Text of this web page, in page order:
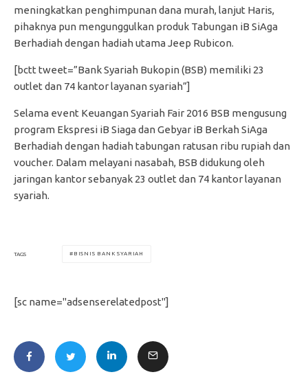
meningkatkan penghimpunan dana murah, lanjut Haris,
pihaknya pun mengunggulkan produk Tabungan iB SiAga
Berhadiah dengan hadiah utama Jeep Rubicon.
[bctt tweet=”Bank Syariah Bukopin (BSB) memiliki 23
outlet dan 74 kantor layanan syariah”]
Selama event Keuangan Syariah Fair 2016 BSB mengusung
program Ekspresi iB Siaga dan Gebyar iB Berkah SiAga
Berhadiah dengan hadiah tabungan ratusan ribu rupiah dan
voucher. Dalam melayani nasabah, BSB didukung oleh
jaringan kantor sebanyak 23 outlet dan 74 kantor layanan
syariah.
TAGS BISNIS BANK SYARIAH
[sc name="adsenserelatedpost"]